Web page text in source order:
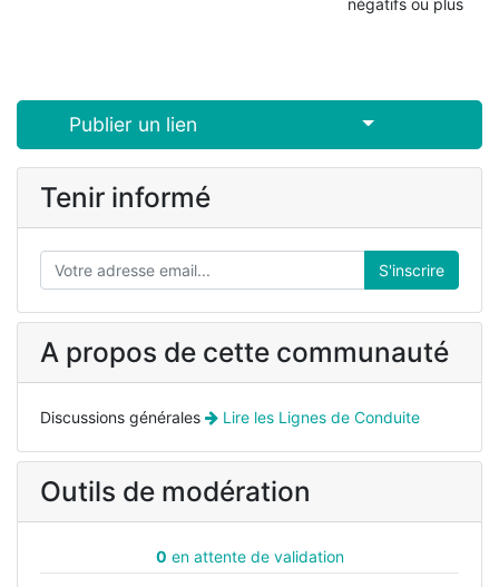
Publier un lien Select Post
Tenir informé
S'inscrire
A propos de cette communauté
Discussions générales Lire les Lignes de Conduite
Outils de modération
0 en attente de validation